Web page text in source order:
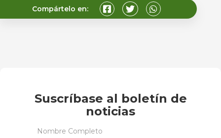
Compártelo en:
Suscríbase al boletín de
noticias